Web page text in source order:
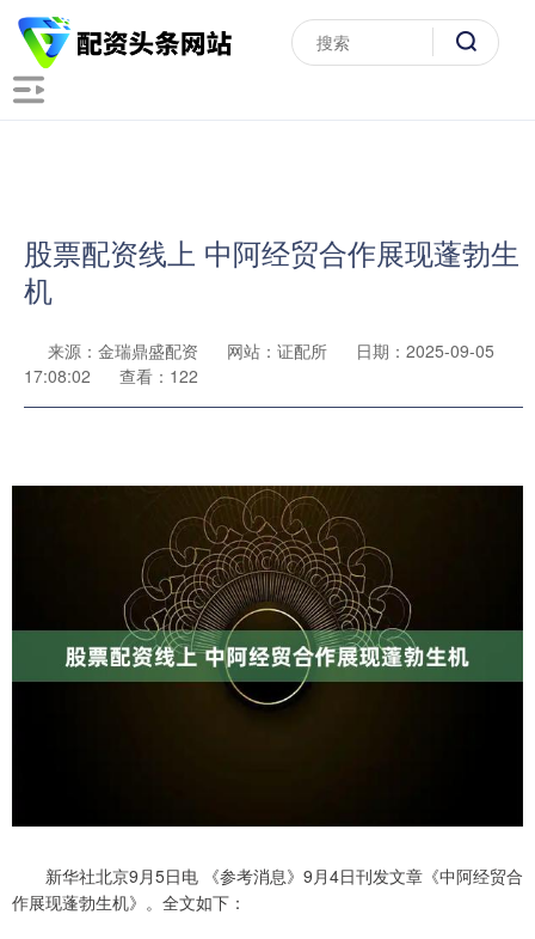
股票配资线上 中阿经贸合作展现蓬勃生
机
来源：金瑞鼎盛配资 网站：证配所
日期：2025-09-05
17:08:02
查看：122
新华社北京9月5日电 《参考消息》9月4日刊发文章《中阿经贸合
作展现蓬勃生机》。全文如下：